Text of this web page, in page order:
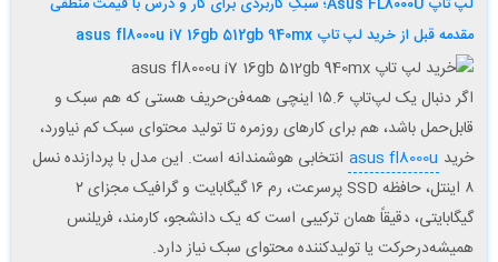
مقدمه قبل از خرید لپ تاپ asus fl8000u i7 16gb 512gb 940mx
اگر دنبال یک لپ‌تاپ ۱۵.۶ اینچی همه‌فن‌حریف هستی که هم سبک و
قابل‌حمل باشد، هم برای کارهای روزمره تا تولید محتوای سبک کم نیاورد،
خرید asus fl8000u انتخابی هوشمندانه است. این مدل با پردازنده نسل
۸ اینتل، حافظه SSD پرسرعت، رم ۱۶ گیگابایت و گرافیک مجزای ۲
گیگابایتی، دقیقاً همان ترکیبی است که یک دانشجو، کارمند، فریلنس
همیشه‌در‌حرکت یا تولیدکننده محتوای سبک نیاز دارد.